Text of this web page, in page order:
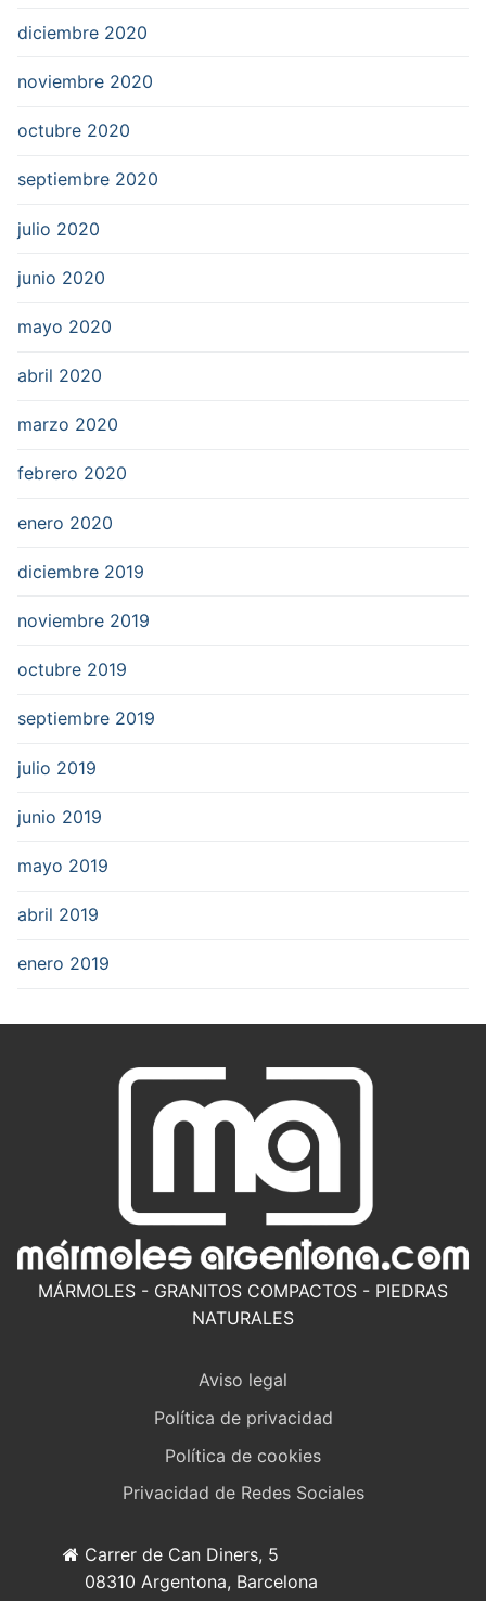
diciembre 2020
noviembre 2020
octubre 2020
septiembre 2020
julio 2020
junio 2020
mayo 2020
abril 2020
marzo 2020
febrero 2020
enero 2020
diciembre 2019
noviembre 2019
octubre 2019
septiembre 2019
julio 2019
junio 2019
mayo 2019
abril 2019
enero 2019
MÁRMOLES - GRANITOS COMPACTOS - PIEDRAS
NATURALES
Aviso legal
Política de privacidad
Política de cookies
Privacidad de Redes Sociales
Carrer de Can Diners, 5
08310 Argentona, Barcelona